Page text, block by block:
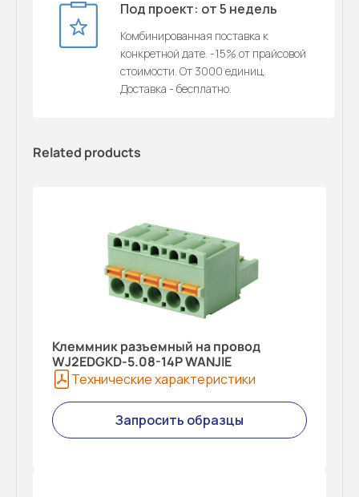
Под проект: от 5 недель
Комбинированная поставка к
конкретной дате. -15% от прайсовой
стоимости. От 3000 единиц.
Доставка - бесплатно.
Related products
Клеммник разъемный на провод
WJ2EDGKD-5.08-14P WANJIE
Технические характеристики
Запросить образцы